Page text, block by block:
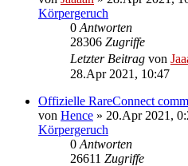
Körpergeruch
0 Antworten
28306 Zugriffe
Letzter Beitrag von
28.Apr 2021, 10:47
Offizielle RareConnect
von Hence » 20.Apr 2021,
Körpergeruch
0 Antworten
26611 Zugriffe